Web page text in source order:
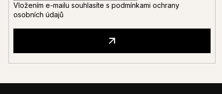
Vložením e-mailu souhlasíte s podmínkami ochrany
osobních údajů